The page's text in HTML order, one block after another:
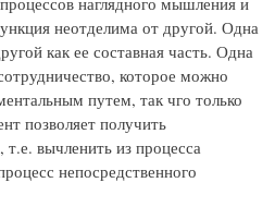
неотделима от другой. Одна
как ее составная часть. Одна
которое можно
путем, так чго только
позволяет получить
вычленить из процесса
непосредственного